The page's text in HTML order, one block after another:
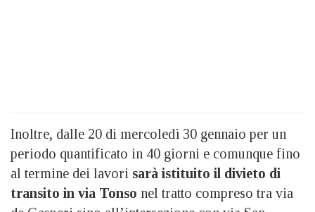
Inoltre, dalle 20 di mercoledì 30 gennaio per un
periodo quantificato in 40 giorni e comunque fino
al termine dei lavori sarà istituito il divieto di
transito in via Tonso nel tratto compreso tra via